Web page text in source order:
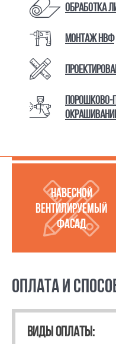
Обработка
Монтаж НВФ
Порошково-
КАТАЛОГ
УСЛУГИ ПО РАБОТЕ С
ЛИСТОВОЙ СТАЛЬЮ
НАВЕСНОЙ
ВЕНТИЛИРУЕМЫЙ
ФАСАД
ОПЛАТА И
ВИДЫ ОПЛАТЫ: